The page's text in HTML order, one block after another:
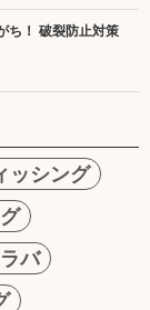
ち！ 破裂防止対策
ッシング
バ